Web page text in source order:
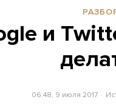
и
06:48, 9 июля 2017